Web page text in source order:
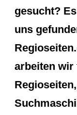
gesucht?
uns
arbeiten wir